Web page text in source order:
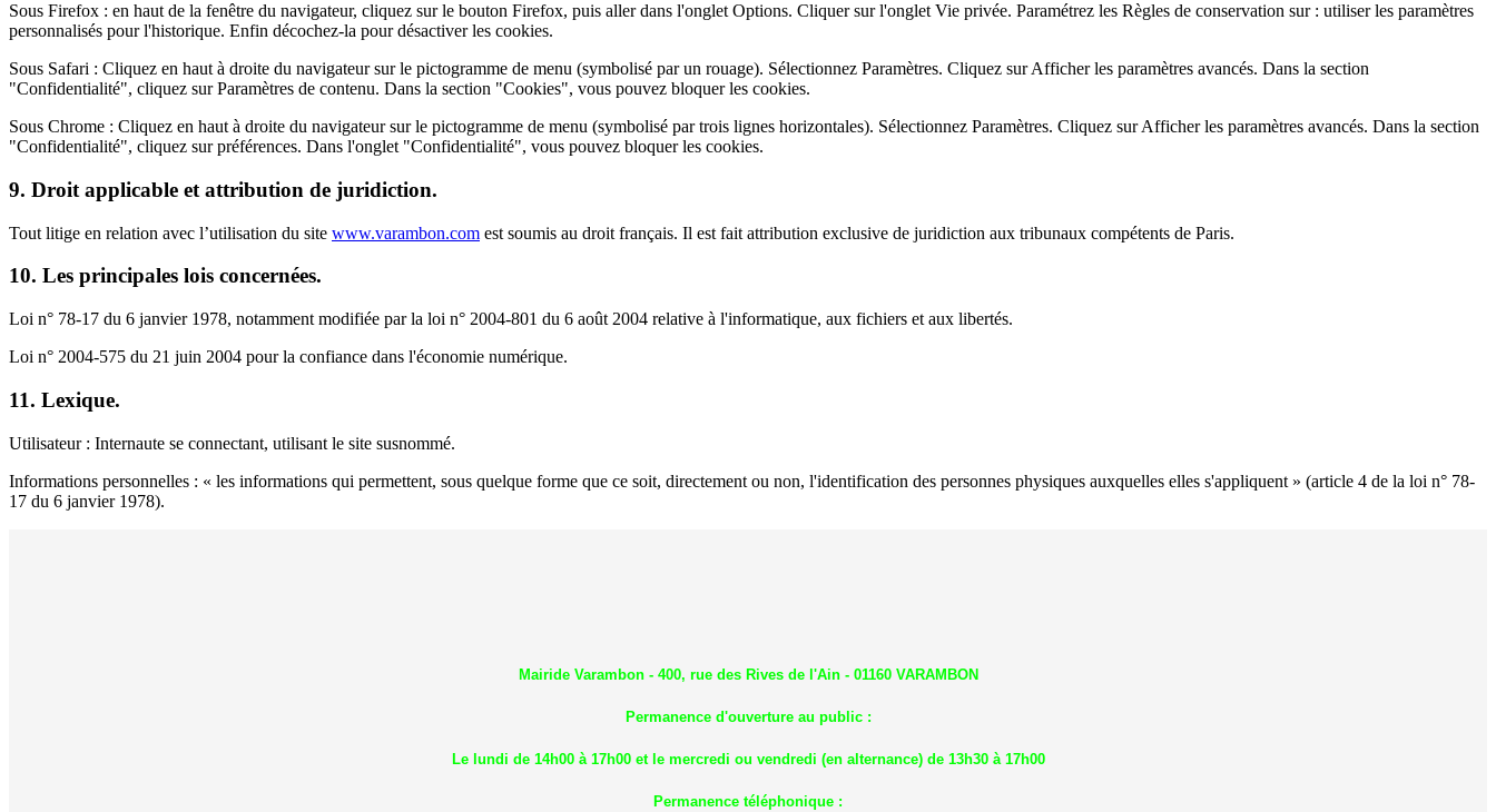
Sous Firefox : en haut de la fenêtre du navigateur, cliquez sur le bouton Firefox, puis aller dans l'onglet Options. Cliquer sur l'onglet Vie privée. Paramétrez les Règles de conservation sur : utiliser les paramètres
personnalisés pour l'historique. Enfin décochez-la pour désactiver les cookies.
Sous Safari : Cliquez en haut à droite du navigateur sur le pictogramme de menu (symbolisé par un rouage). Sélectionnez Paramètres. Cliquez sur Afficher les paramètres avancés. Dans la section
"Confidentialité", cliquez sur Paramètres de contenu. Dans la section "Cookies", vous pouvez bloquer les cookies.
Sous Chrome : Cliquez en haut à droite du navigateur sur le pictogramme de menu (symbolisé par trois lignes horizontales). Sélectionnez Paramètres. Cliquez sur Afficher les paramètres avancés. Dans la section
"Confidentialité", cliquez sur préférences. Dans l'onglet "Confidentialité", vous pouvez bloquer les cookies.
9. Droit applicable et attribution de juridiction.
Tout litige en relation avec l’utilisation du site www.varambon.com est soumis au droit français. Il est fait attribution exclusive de juridiction aux tribunaux compétents de Paris.
10. Les principales lois concernées.
Loi n° 78-17 du 6 janvier 1978, notamment modifiée par la loi n° 2004-801 du 6 août 2004 relative à l'informatique, aux fichiers et aux libertés.
Loi n° 2004-575 du 21 juin 2004 pour la confiance dans l'économie numérique.
11. Lexique.
Utilisateur : Internaute se connectant, utilisant le site susnommé.
Informations personnelles : « les informations qui permettent, sous quelque forme que ce soit, directement ou non, l'identification des personnes physiques auxquelles elles s'appliquent » (article 4 de la loi n° 78-
17 du 6 janvier 1978).
Mairide Varambon - 400, rue des Rives de l'Ain - 01160 VARAMBON
Permanence d'ouverture au public :
Le lundi de 14h00 à 17h00 et le mercredi ou vendredi (en alternance) de 13h30 à 17h00
Permanence téléphonique :